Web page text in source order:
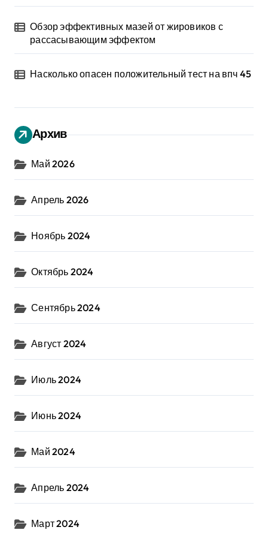
Обзор эффективных мазей от жировиков с
рассасывающим эффектом
Насколько опасен положительный тест на впч 45
Архив
Май 2026
Апрель 2026
Ноябрь 2024
Октябрь 2024
Сентябрь 2024
Август 2024
Июль 2024
Июнь 2024
Май 2024
Апрель 2024
Март 2024